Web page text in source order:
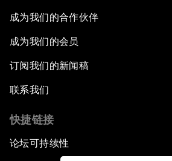
成为我们的合作伙伴
成为我们的会员
订阅我们的新闻稿
联系我们
快捷链接
论坛可持续性